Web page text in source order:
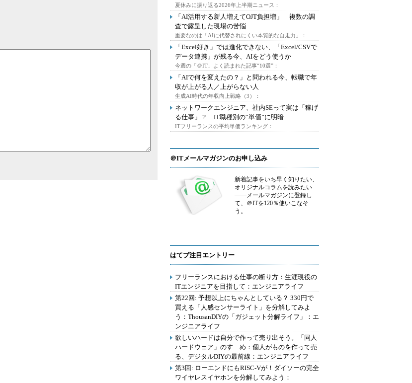
夏休みに振り返る2026年上半期ニュース：
「AI活用する新人増えてOJT負担増」 複数の調
査で露呈した現場の苦悩
重要なのは「AIに代替されにくい本質的な自走力」：
「Excel好き」では進化できない、「Excel/CSVで
データ連携」が残る今、AIをどう使うか
今週の「＠IT」よく読まれた記事“10選”：
「AIで何を変えたの？」と問われる今、転職で年
収が上がる人／上がらない人
生成AI時代の年収向上戦略（3）：
ネットワークエンジニア、社内SEって実は「稼げ
る仕事」？ IT職種別の“単価”に明暗
ITフリーランスの平均単価ランキング：
＠ITメールマガジンのお申し込み
新着記事をいち早く知りたい、
オリジナルコラムを読みたい
――メールマガジンに登録し
て、＠ITを120％使いこなそ
う。
はてブ注目エントリー
フリーランスにおける仕事の断り方：生涯現役の
ITエンジニアを目指して：エンジニアライフ
第22回: 予想以上にちゃんとしている？ 330円で
買える「人感センサーライト」を分解してみよ
う：ThousanDIYの「ガジェット分解ライフ」：エ
ンジニアライフ
欲しいハードは自分で作って売り出そう。「同人
ハードウェア」のすゝめ：個人がものを作って売
る、デジタルDIYの最前線：エンジニアライフ
第3回: ローエンドにもRISC-Vが！ダイソーの完全
ワイヤレスイヤホンを分解してみよう：